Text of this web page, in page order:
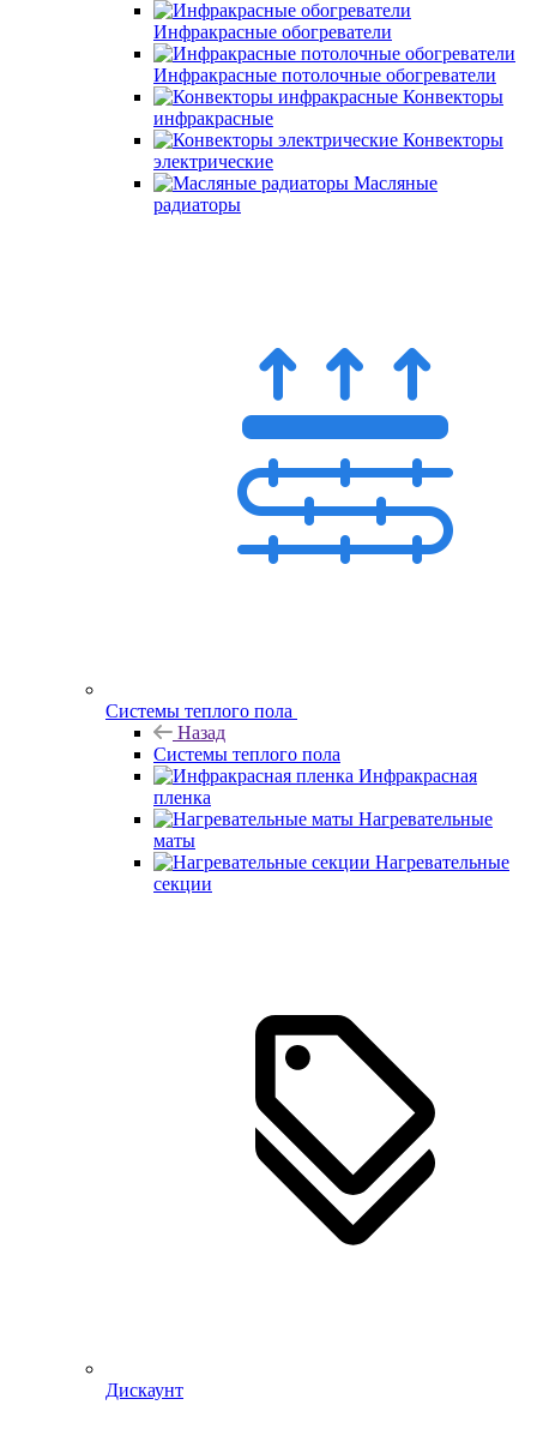
Инфракрасные обогреватели
Инфракрасные потолочные обогреватели
Конвекторы
инфракрасные
Конвекторы
электрические
Масляные
радиаторы
Системы теплого пола
Назад
Системы теплого пола
Инфракрасная
пленка
Нагревательные
маты
Нагревательные
секции
Дискаунт